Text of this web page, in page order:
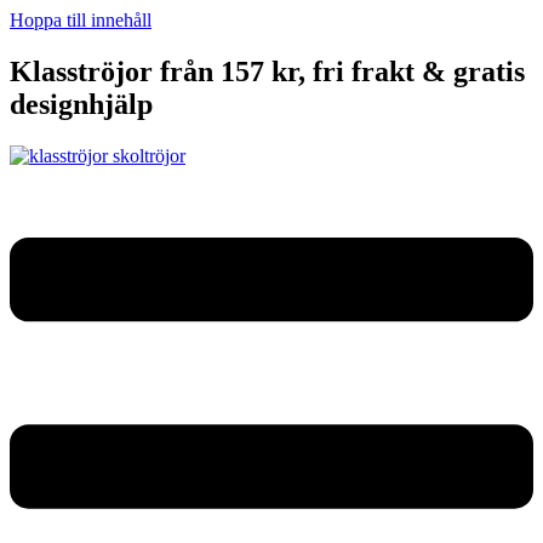
Hoppa till innehåll
Klasströjor från 157 kr, fri frakt & gratis
designhjälp